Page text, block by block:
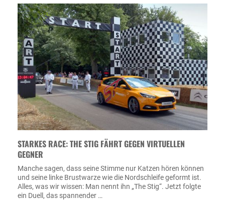
STARKES RACE: THE STIG FÄHRT GEGEN VIRTUELLEN
GEGNER
Manche sagen, dass seine Stimme nur Katzen hören können
und seine linke Brustwarze wie die Nordschleife geformt ist.
Alles, was wir wissen: Man nennt ihn „The Stig“. Jetzt folgte
ein Duell, das spannender …